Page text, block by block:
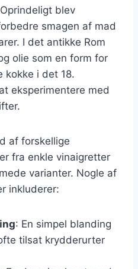
blev
smagen af mad
I det antikke Rom
olie som en form for
kokke i det 18.
eksperimentere med
af forskellige
fra enkle vinaigretter
varianter. Nogle af
inkluderer:
: En simpel blanding
tilsat krydderurter